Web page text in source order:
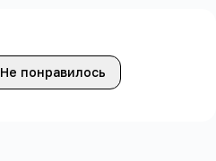
Не понравилось